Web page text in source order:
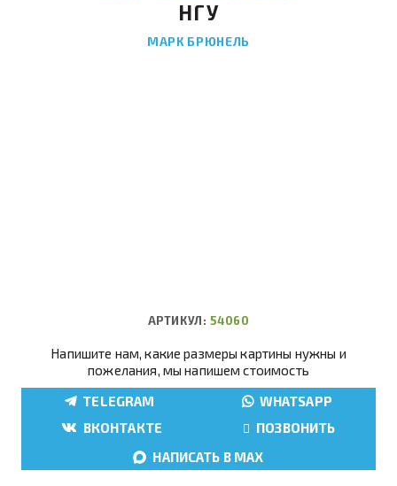
НГУ
МАРК БРЮНЕЛЬ
АРТИКУЛ:54060
Напишите нам, какие размеры картины нужны и
пожелания, мы напишем стоимость
TELEGRAM
WHATSAPP
ВКОНТАКТЕ
ПОЗВОНИТЬ
НАПИСАТЬ В MAX